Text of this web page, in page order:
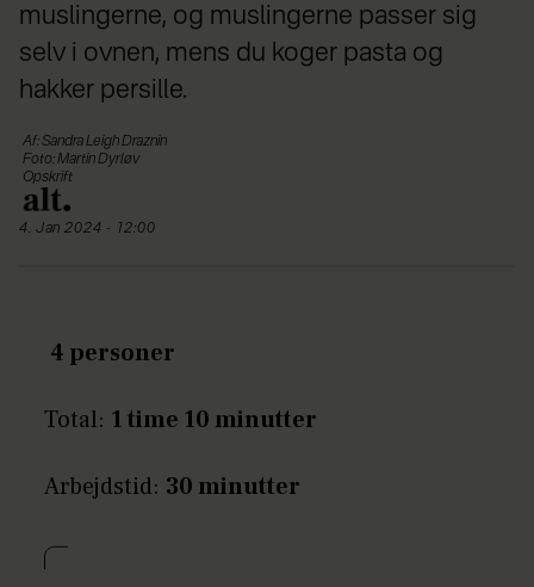
muslingerne, og muslingerne passer sig
selv i ovnen, mens du koger pasta og
hakker persille.
Af: Sandra Leigh Draznin
Foto: Martin Dyrløv
Opskrift
4. Jan 2024 - 12:00
4 personer
Total: 1 time 10 minutter
Arbejdstid: 30 minutter